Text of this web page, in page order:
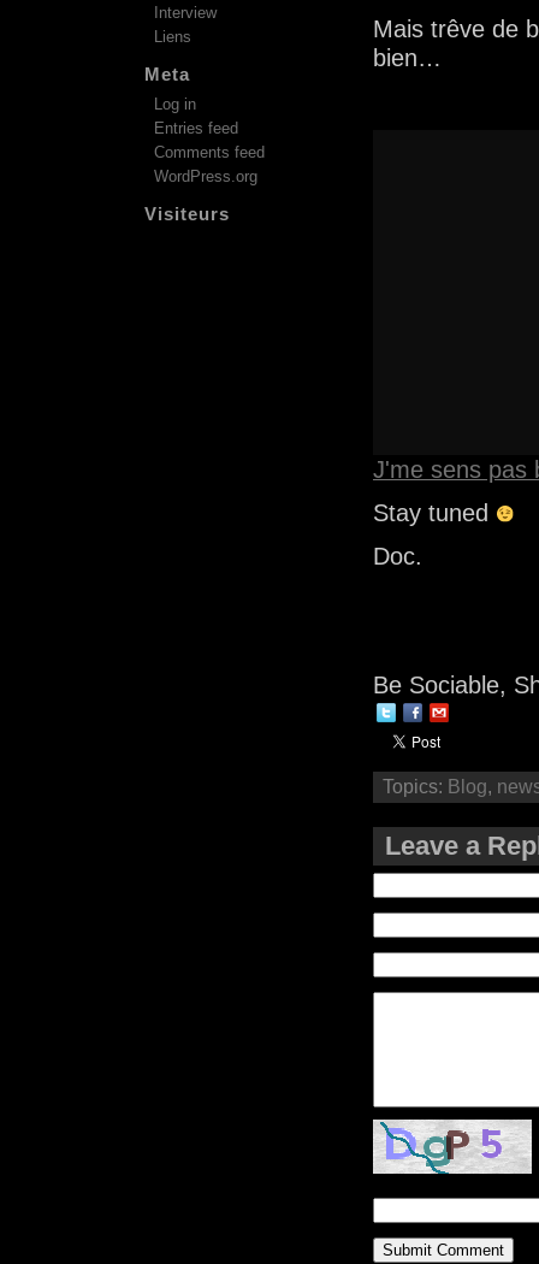
Mais trêve de
bien…
J'me sens pas
Stay tuned
Doc.
Be Sociable,
Topics: Blog,
Leave a
Interview
Liens
Meta
Log in
Entries feed
Comments feed
WordPress.org
Visiteurs